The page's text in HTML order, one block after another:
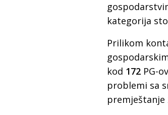
kategorija
Prilikom
kod 172 PG-
problemi sa
premještanje